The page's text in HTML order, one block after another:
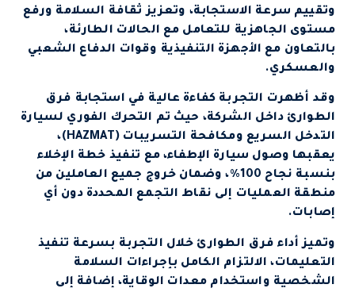
وتقييم سرعة الاستجابة، وتعزيز ثقافة السلامة ورفع
مستوى الجاهزية للتعامل مع الحالات الطارئة،
بالتعاون مع الأجهزة التنفيذية وقوات الدفاع الشعبي
والعسكري.
وقد أظهرت التجربة كفاءة عالية في استجابة فرق
الطوارئ داخل الشركة، حيث تم التحرك الفوري لسيارة
التدخل السريع ومكافحة التسريبات (HAZMAT)،
يعقبها وصول سيارة الإطفاء، مع تنفيذ خطة الإخلاء
بنسبة نجاح 100%، وضمان خروج جميع العاملين من
منطقة العمليات إلى نقاط التجمع المحددة دون أي
إصابات.
وتميز أداء فرق الطوارئ خلال التجربة بسرعة تنفيذ
التعليمات، الالتزام الكامل بإجراءات السلامة
الشخصية واستخدام معدات الوقاية، إضافة إلى